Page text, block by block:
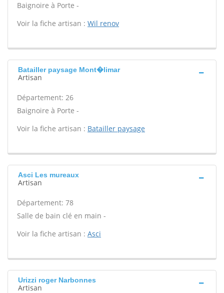
Baignoire à Porte -
Voir la fiche artisan : Wil renov
Batailler paysage Mont�limar
Artisan
Département: 26
Baignoire à Porte -
Voir la fiche artisan : Batailler paysage
Asci Les mureaux
Artisan
Département: 78
Salle de bain clé en main -
Voir la fiche artisan : Asci
Urizzi roger Narbonnes
Artisan